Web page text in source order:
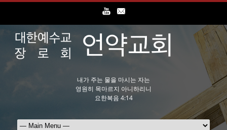
내가 주는 물을 마시는 자는
영원히 목마르지 아니하리니
요한복음 4:14